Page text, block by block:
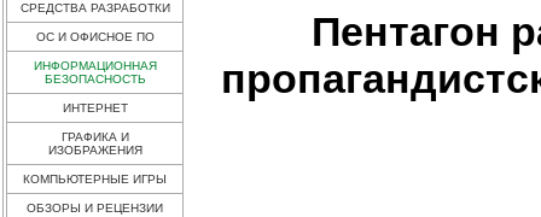
СРЕДСТВА РАЗРАБОТКИ
ОС И ОФИСНОЕ ПО
ИНФОРМАЦИОННАЯ
БЕЗОПАСНОСТЬ
ИНТЕРНЕТ
ГРАФИКА И
ИЗОБРАЖЕНИЯ
КОМПЬЮТЕРНЫЕ ИГРЫ
ОБЗОРЫ И РЕЦЕНЗИИ
Пентагон